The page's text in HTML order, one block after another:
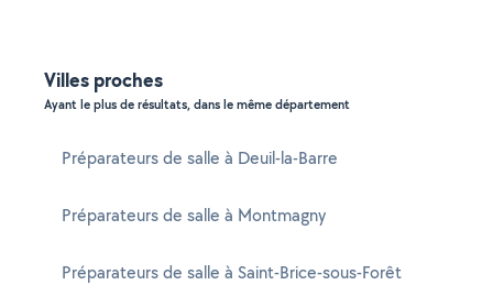
Villes proches
Ayant le plus de résultats, dans le même département
Préparateurs de salle à Deuil-la-Barre
Préparateurs de salle à Montmagny
Préparateurs de salle à Saint-Brice-sous-Forêt